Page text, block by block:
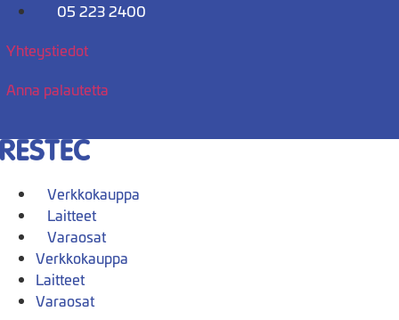
Mene
05 223 2400
Yhteystiedot
Anna palautetta
Verkkokauppa
Laitteet
Varaosat
Verkkokauppa
Laitteet
Varaosat